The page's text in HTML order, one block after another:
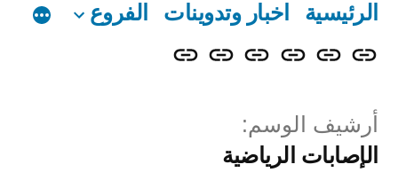
الرئيسية
اخبار وتدوينات الفروع
أرشيف الوسم:
الإصابات الرياضية